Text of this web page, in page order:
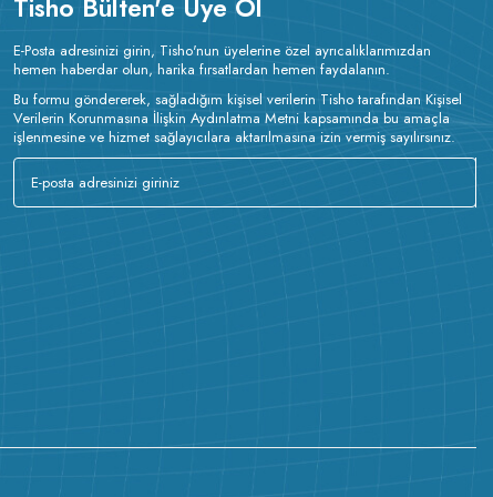
E-Posta adresinizi girin, Tisho'nun üyelerine özel ayrıcalıklarımızdan
hemen haberdar olun, harika fırsatlardan hemen faydalanın.
Bu formu göndererek, sağladığım kişisel verilerin Tisho tarafından Kişisel
Verilerin Korunmasına İlişkin Aydınlatma Metni kapsamında bu amaçla
işlenmesine ve hizmet sağlayıcılara aktarılmasına izin vermiş sayılırsınız.